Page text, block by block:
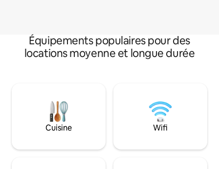
Équipements populaires pour des
locations moyenne et longue durée
Cuisine Wifi